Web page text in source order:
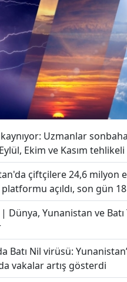
Uzmanlar
Ekim ve Kasım
çiftçilere 24,6 milyon
açıldı, son gün
Dünya, Yunanistan ve
Batı Nil virüsü:
vakalar artış gösterdi